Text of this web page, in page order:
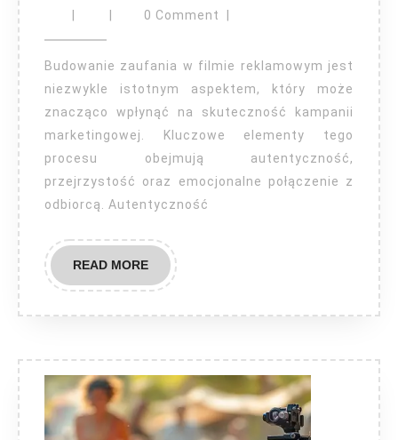
w
filmie
0 Comment
Budowanie zaufania w filmie reklamowym jest
niezwykle istotnym aspektem, który może
znacząco wpłynąć na skuteczność kampanii
marketingowej. Kluczowe elementy tego
procesu obejmują autentyczność,
przejrzystość oraz emocjonalne połączenie z
odbiorcą. Autentyczność
READ MOREREAD
MORE